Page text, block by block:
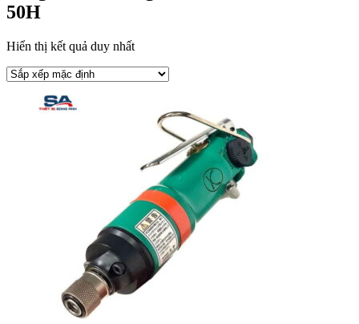
50H
Hiển thị kết quả duy nhất